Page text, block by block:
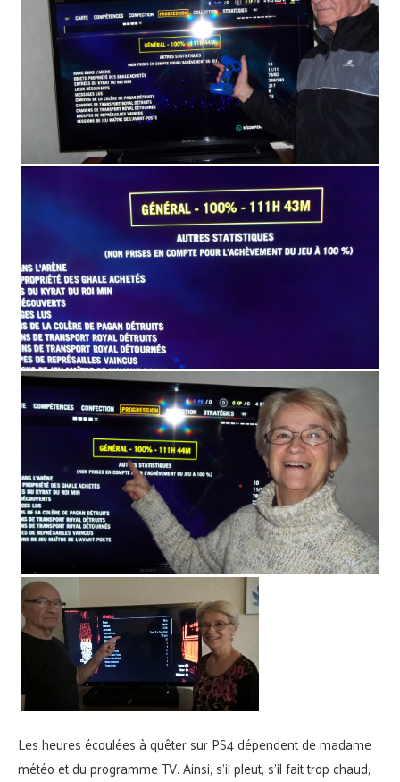
Les heures écoulées à quêter sur PS4 dépendent de madame
météo et du programme TV. Ainsi, s’il pleut, s’il fait trop chaud,